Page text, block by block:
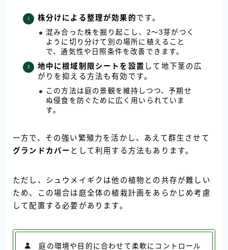
株分けによる整理が効果的です。
混み合った株を掘り起こし、2〜3芽がつく
ように切り分けて別の場所に植えること
で、通気性や日照条件を改善できます。
地中に根域制限シートを設置 して地下茎の広
がりを抑える方法も有効です。
この方法は庭の景観を維持しつつ、予期せ
ぬ侵食を防ぐために広く用いられていま
す。
一方で、その強い繁殖力を活かし、あえて群生させて
グランドカバー として利用する方法もあります。
ただし、シュウメイギクは他の植物との共存が難しい
ため、この場合は庭全体の植栽計画をあらかじめ考慮
して配置する必要があります。
庭の環境や目的に合わせて柔軟にコントロール